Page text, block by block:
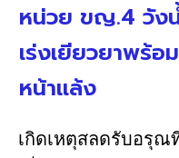
หน่วย ขญ.4 วัง
เร่งเยียวยาพร้อ
หน้าแล้ง
เกิดเหตุสลดรับอรุณ